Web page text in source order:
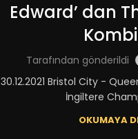
Edward’ dan
Tarafından gönderildi
30.12.2021 Bristol City -
İngiltere
OKUMAYA